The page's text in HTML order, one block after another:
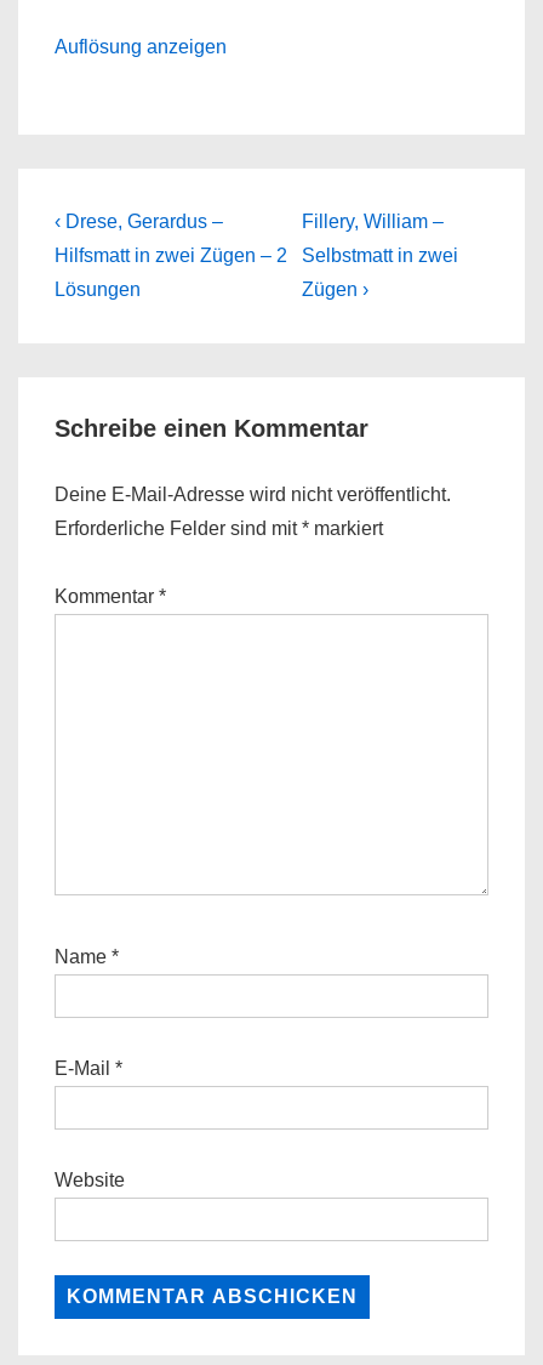
Auflösung anzeigen
Beitragsnavigation
Previous
Post
is
‹ Drese, Gerardus –
Hilfsmatt in zwei Zügen – 2
Lösungen
Next
Post
is
Fillery, William –
Selbstmatt in zwei
Zügen ›
Schreibe einen Kommentar
Deine E-Mail-Adresse wird nicht veröffentlicht.
Erforderliche Felder sind mit* markiert
Kommentar *
Name *
E-Mail *
Website